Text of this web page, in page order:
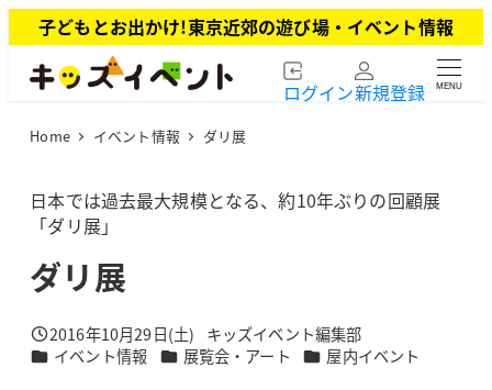
イ
子どもとお出かけ!東京近郊の遊び場・イベント情報
ログイン新規登録 MENU
Home イベント情報 ダリ展
日本では過去最大規模となる、約10年ぶりの回顧展
「ダリ展」
ダリ展
投稿日
2016年10月29日(土)
著
者
キッズイベント編集部
カテゴリー
イベント情報 カテゴリー
展覧会・アート カテゴリー
屋内イベント